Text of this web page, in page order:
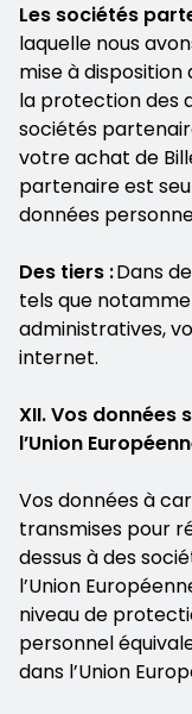
Les sociétés
laquelle nous
mise à
la protection des
sociétés
votre achat de
partenaire est
données
Des tiers :Dans
tels que
administratives,
internet.
XII. Vos données
l’Union
Vos données à
transmises pour
dessus à des
l’Union
niveau de
personnel
dans l’Union